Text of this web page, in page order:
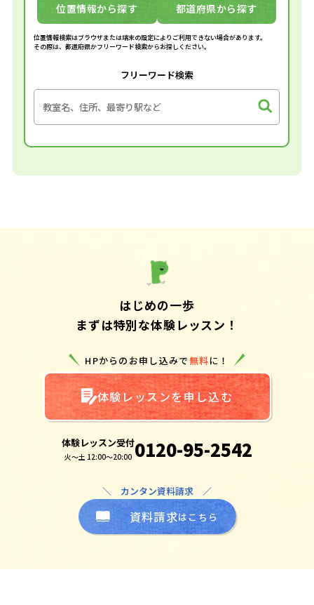
位置情報から探す 都道府県から探す
位置情報検索はブラウザまたは端末の設定によりご利用できない場合があります。
その際は、都道府県かフリーワード検索からお探しください。
フリーワード検索
はじめの一歩
まずは特別な体験レッスン！
HPからのお申し込みで無料に！
体験レッスンを申し込む
体験レッスン受付
火～土 12:00～20:00 0120-95-2542
＼ カンタン資料請求 ／
資料請求はこちら